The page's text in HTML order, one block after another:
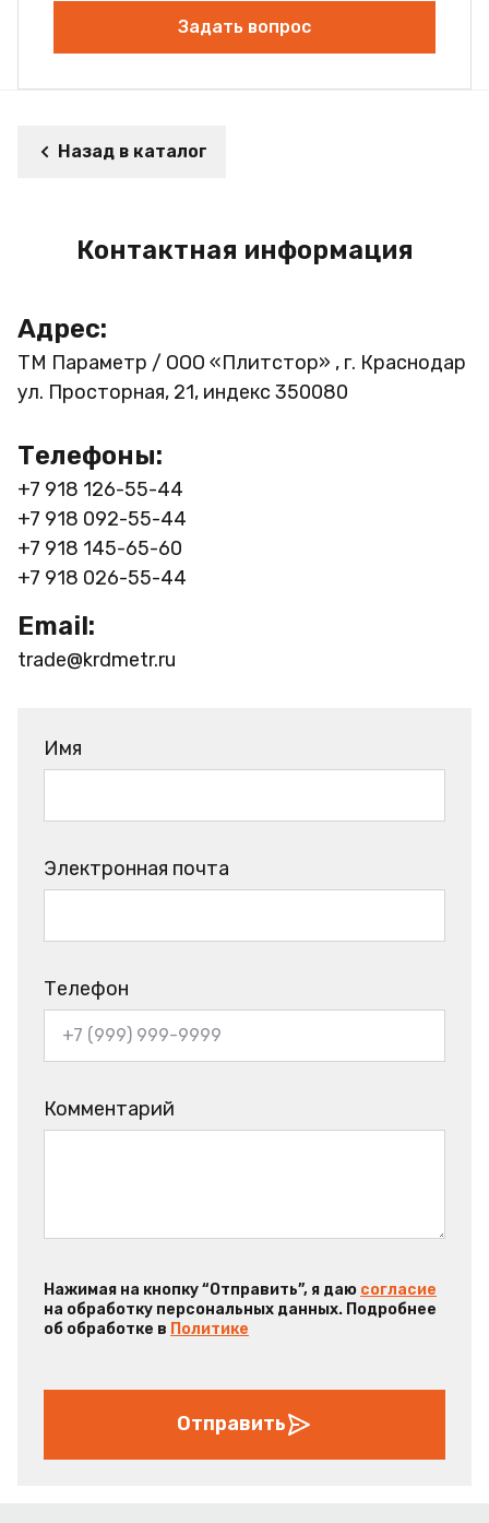
Задать вопрос
Назад в каталог
Контактная информация
Адрес:
ТМ Параметр / ООО «Плитстор» , г. Краснодар
ул. Просторная, 21, индекс 350080
Телефоны:
+7 918 126-55-44
+7 918 092-55-44
+7 918 145-65-60
+7 918 026-55-44
Email:
trade@krdmetr.ru
Имя
Электронная почта
Телефон
Комментарий
Нажимая на кнопку “Отправить”, я даю согласие
на обработку персональных данных. Подробнее
об обработке в Политике
Отправить